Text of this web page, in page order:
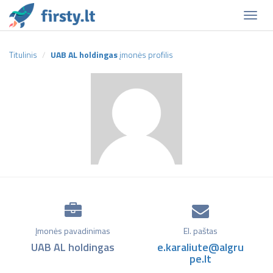
Titulinis UAB AL holdingasįmonės profilis
Įmonės pavadinimas
UAB AL holdingas
El. paštas
e.karaliute@algru
pe.lt